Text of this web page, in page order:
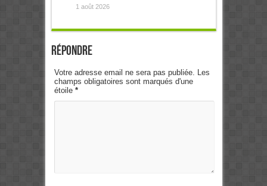
1 août 2026
Répondre
Votre adresse email ne sera pas publiée. Les
champs obligatoires sont marqués d'une
étoile *